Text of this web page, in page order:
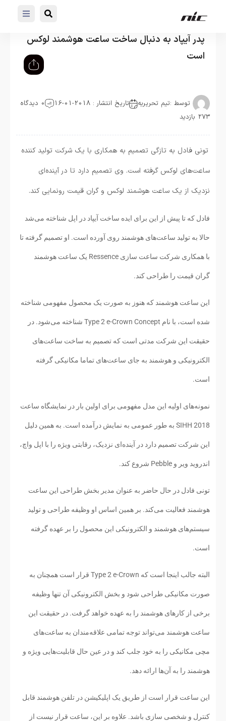
پدر آیپاد به دنبال ساخت ساعت هوشمند لوکس
است
توسط :تیم تحریریه تاریخ انتشار : 2018-01-16
0 دیدگاه
273 بازدید
تونی فادل به تازگی تصمیم به همکاری با یک شرکت تولید کننده
ساعت‌های لوکس گرفته است. وی تصمیم دارد تا در آینده‌ای
نزدیک از یک ساعت هوشمند لوکس و گران قیمت رونمایی کند.
فادل که تا پیش از این برای ایده ساخت آیپاد در اپل شناخته می‌شد
حالا به تولید ساعت‌های هوشمند روی آورده است. او تصمیم گرفته تا
با همکاری شرکت ساعت سازی Ressence یک ساعت هوشمند
گران قیمت را طراحی کند.
این ساعت هوشمند که هنوز به صورت یک محصول مفهومی شناخته
شده است، با نام Type 2 e-Crown Concept شناخته می‌شود. در
حقیقت این شرکت مدتی است که تصمیم به ساخت ساعت‌های
الکترونیکی و هوشمند به جای ساعت‌های تماما مکانیکی گرفته
است.
نمونه‌های اولیه این مدل مفهومی برای اولین بار در نمایشگاه ساعت
SIHH 2018 به طور عمومی به نمایش درآمده است. به همین دلیل
این شرکت تصمیم دارد در آینده‌ای نزدیک، رقابتی ویژه را با اپل واچ،
اندروید ویر و Pebble شروع کند.
تونی فادل در حال حاضر به عنوان مدیر بخش طراحی این ساعت
هوشمند فعالیت می‌کند. بر همین اساس او وظیفه طراحی و تولید
سیستم‌های هوشمند و الکترونیکی این محصول را بر عهده گرفته
است.
البته جالب اینجا است که Type 2 e-Crown قرار است همچنان به
صورت مکانیکی طراحی شود و بخش الکترونیکی آن تنها وظیفه
برخی از کارهای هوشمند را به عهده خواهد گرفت. در حقیقت این
ساعت هوشمند می‌تواند توجه تمامی علاقه‌مندان به ساعت‌های
مچی مکانیکی را به خود جلب کند و در عین حال قابلیت‌هایی ویژه و
هوشمند را به آن‌ها ارائه دهد.
این ساعت قرار است از طریق یک اپلیکیشن در تلفن هوشمند قابل
کنترل و شخصی سازی باشد. علاوه بر این، ساعت قرار نیست از